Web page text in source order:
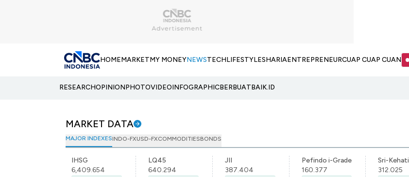
HOMEMARKETMY MONEYNEWSTECHLIFESTYLESHARIAENTREPRENEURCUAP CUAP CUAN
RESEARCHOPINIONPHOTOVIDEOINFOGRAPHICBERBUATBAIK.ID
MARKET DATA
MAJOR INDEXESINDO-FXUSD-FXCOMMODITIESBONDS
IHSG
6,409.654
LQ45
640.294
JII
387.404
Pefindo i-Grade
160.377
Sri-Kehati
312.025